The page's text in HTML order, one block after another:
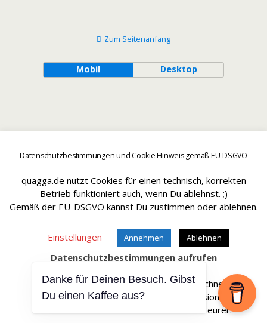
Datenschutzbestimmungen und Cookie Hinweis gemäß EU-DSGVO
quagga.de nutzt Cookies für einen technisch, korrekten
Betrieb funktioniert auch, wenn Du ablehnst. ;)
Gemäß der EU-DSGVO kannst Du zustimmen oder ablehnen.
Einstellungen Annehmen Ablehnen
Datenschutzbestimmungen aufrufen
Affiliate Links sind mit einem * gekennteichnet.
Wir erhalten bei einem Kauf eine Provision.
Die Artikel werden für Dich dadurch nicht teurer.
Zum Seitenanfang
Mobil Desktop
Danke für Deinen Besuch. Gibst
Du einen Kaffee aus?